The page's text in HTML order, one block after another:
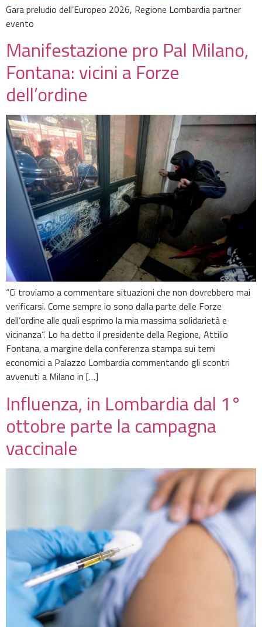
Gara preludio dell’Europeo 2026, Regione Lombardia partner
evento
Manifestazione pro Pal Milano,
Fontana: vicini a Forze
dell’ordine
“Ci troviamo a commentare situazioni che non dovrebbero mai
verificarsi. Come sempre io sono dalla parte delle Forze
dell’ordine alle quali esprimo la mia massima solidarietà e
vicinanza“. Lo ha detto il presidente della Regione, Attilio
Fontana, a margine della conferenza stampa sui temi
economici a Palazzo Lombardia commentando gli scontri
avvenuti a Milano in […]
Influenza, in Lombardia dal 1°
ottobre parte la campagna
vaccinale